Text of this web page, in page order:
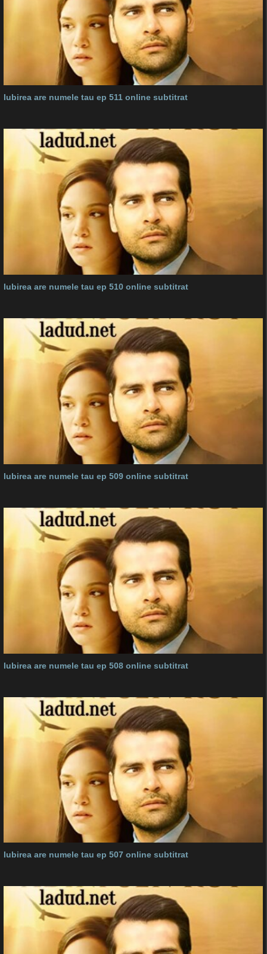
Iubirea are numele tau ep 511 online subtitrat
Iubirea are numele tau ep 510 online subtitrat
Iubirea are numele tau ep 509 online subtitrat
Iubirea are numele tau ep 508 online subtitrat
Iubirea are numele tau ep 507 online subtitrat